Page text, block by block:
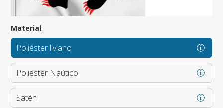
Material:
Poliéster liviano
Poliester Naútico
Satén